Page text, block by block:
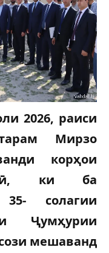
2026, раиси
Мирзо
корҳои
ки ба
солагии
Ҷумҳурии
мешаванд